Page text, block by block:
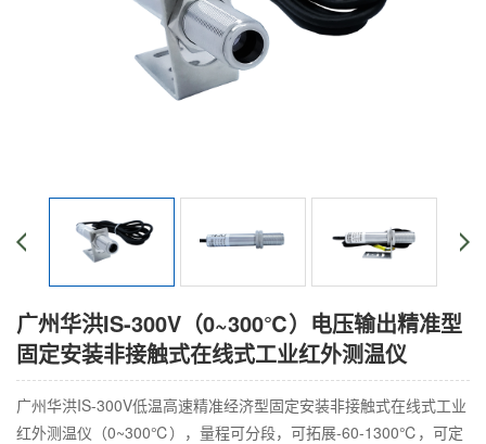
广州华洪IS-300V（0~300℃）电压输出精准型
固定安装非接触式在线式工业红外测温仪
广州华洪IS-300V低温高速精准经济型固定安装非接触式在线式工业
红外测温仪（0~300℃），量程可分段，可拓展-60-1300℃，可定